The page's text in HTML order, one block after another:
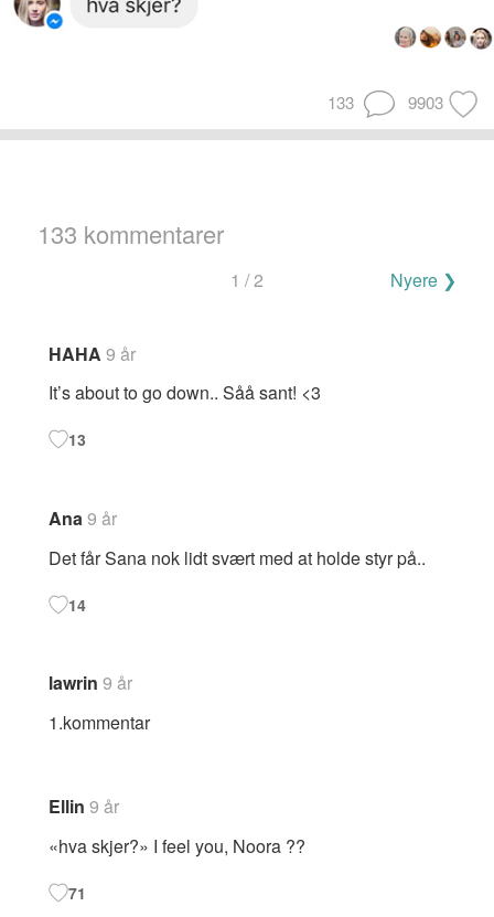
133 9903
133 kommentarer
kommentarer
1 / 2 Nyere ❯
HAHA 9 år
It’s about to go down.. Såå sant! <3
13
Ana9 år
Det får Sana nok lidt svært med at holde styr på..
14
lawrin 9 år
1.kommentar
Ellin 9 år
«hva skjer?» I feel you, Noora ??
71